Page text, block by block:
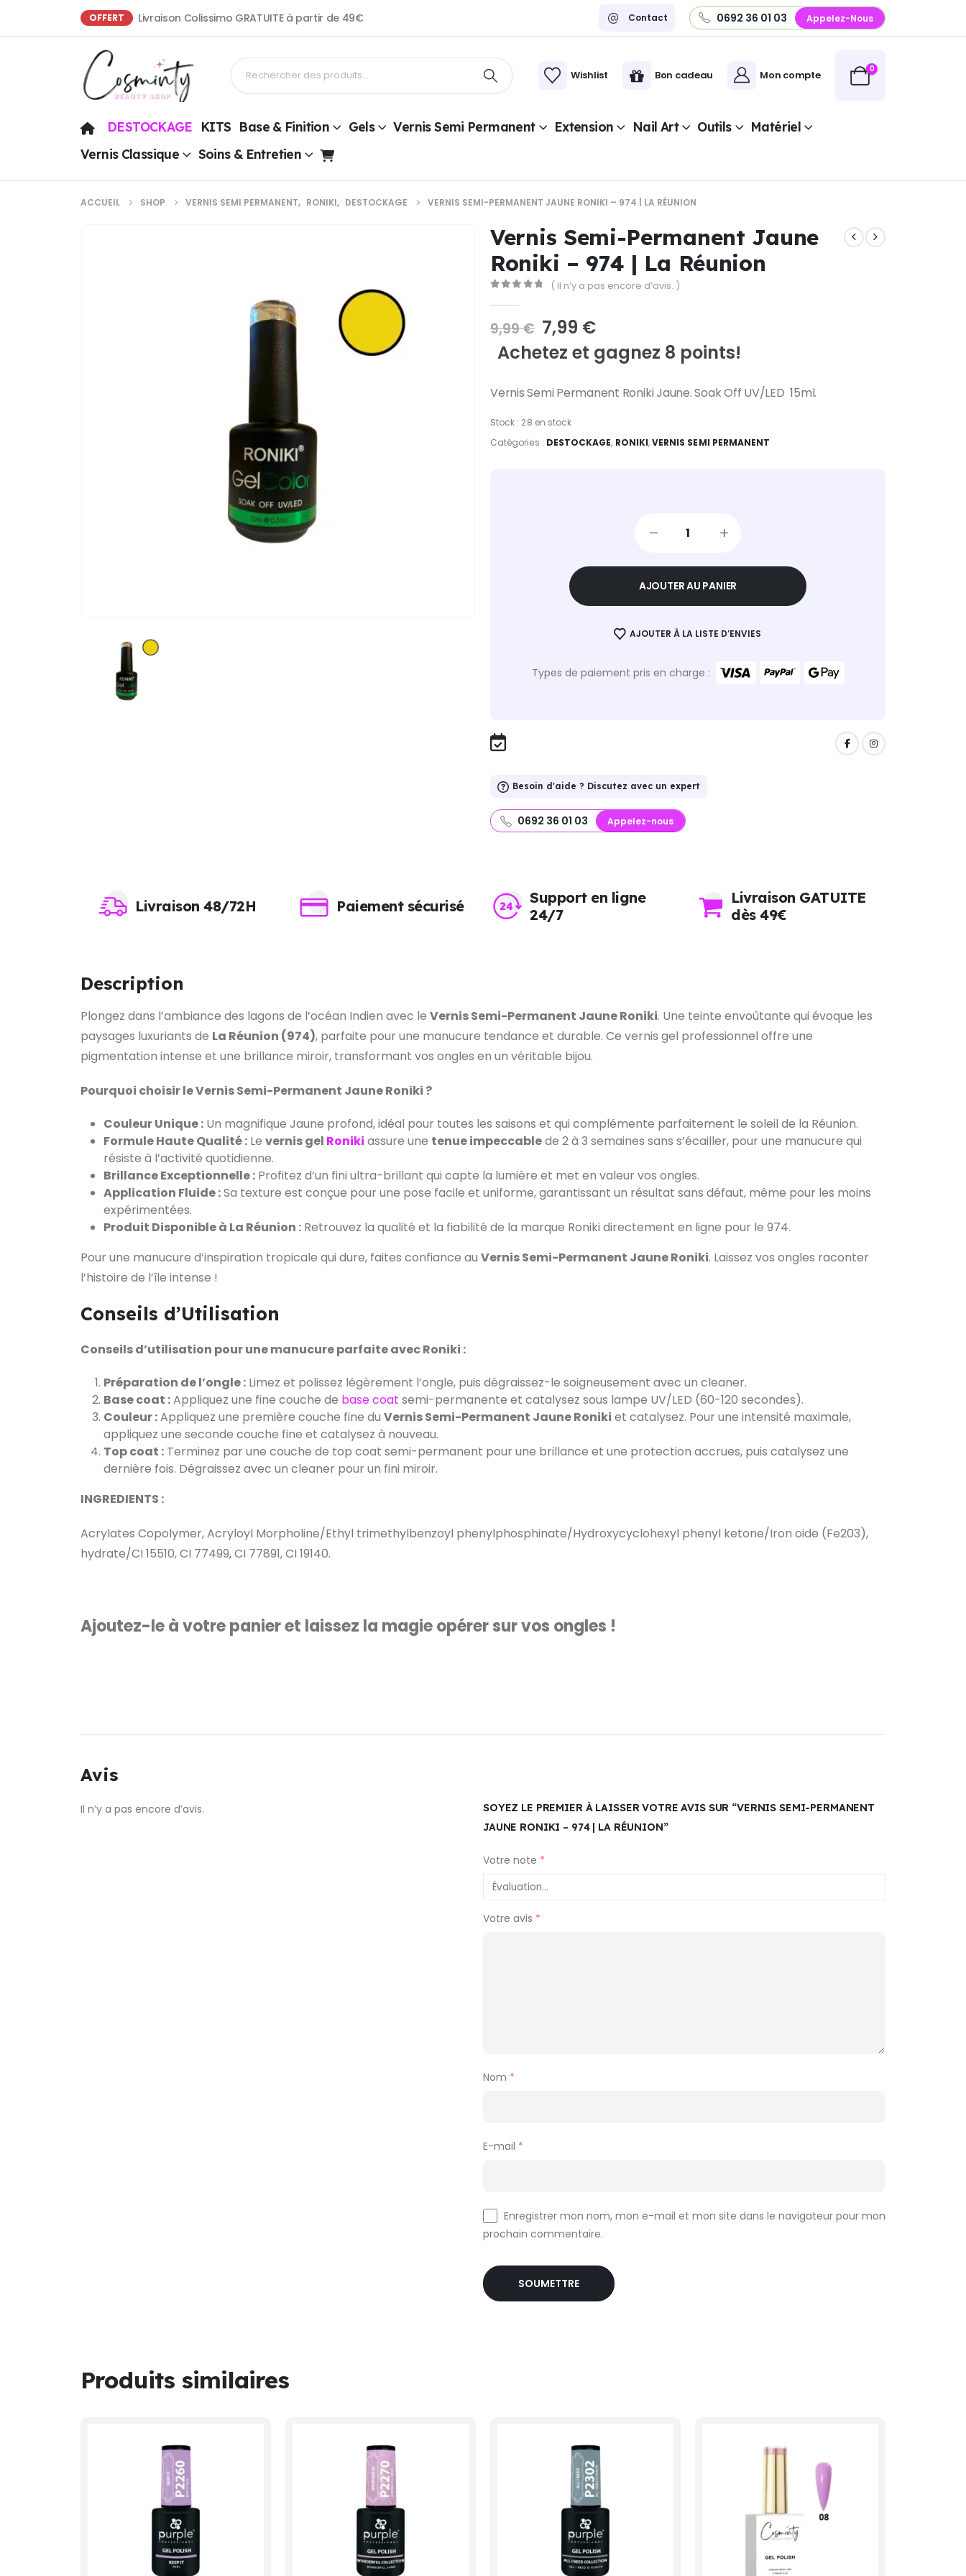
OFFERT Livraison Colissimo GRATUITE à partir de 49€ Contact 0692 36 01 03 Appelez-Nous
Wishlist Bon cadeau Mon compte 0
DESTOCKAGE KITS Base & Finition Gels Vernis Semi Permanent Extension Nail Art Outils
Matériel
Vernis Classique
Soins & Entretien
ACCUEIL SHOP VERNIS SEMI PERMANENT, RONIKI, DESTOCKAGE VERNIS SEMI-PERMANENT JAUNE RONIKI – 974 | LA RÉUNION
Vernis Semi-Permanent Jaune
Roniki – 974 | La Réunion
( Il n’y a pas encore d’avis. )
9,99€ Le
prix
initial
9,99 €.
7,99 €Le
prix
actuel
7,99 €.
Achetez et gagnez 8 points!
Vernis Semi Permanent Roniki Jaune. Soak Off UV/LED 15ml.
Stock : 28 en stock
Catégories : DESTOCKAGE, RONIKI,VERNIS SEMI PERMANENT
AJOUTER AU PANIER
AJOUTER À LA LISTE D’ENVIES
Types de paiement pris en charge :
Besoin d'aide ? Discutez avec un expert
0692 36 01 03 Appelez-nous
Livraison 48/72H Paiement sécurisé
Support en ligne
24/7
Livraison GATUITE
dès 49€
Description
Plongez dans l’ambiance des lagons de l’océan Indien avec le Vernis Semi-Permanent Jaune Roniki. Une teinte envoûtante qui évoque les
paysages luxuriants de La Réunion (974), parfaite pour une manucure tendance et durable. Ce vernis gel professionnel offre une
pigmentation intense et une brillance miroir, transformant vos ongles en un véritable bijou.
Pourquoi choisir le Vernis Semi-Permanent Jaune Roniki ?
Couleur Unique : Un magnifique Jaune profond, idéal pour toutes les saisons et qui complémente parfaitement le soleil de la Réunion.
Formule Haute Qualité : Le vernis gel Roniki assure une tenue impeccablede 2 à 3 semaines sans s’écailler, pour une manucure qui
résiste à l’activité quotidienne.
Brillance Exceptionnelle : Profitez d’un fini ultra-brillant qui capte la lumière et met en valeur vos ongles.
Application Fluide :Sa texture est conçue pour une pose facile et uniforme, garantissant un résultat sans défaut, même pour les moins
expérimentées.
Produit Disponible à La Réunion : Retrouvez la qualité et la fiabilité de la marque Roniki directement en ligne pour le 974.
Pour une manucure d’inspiration tropicale qui dure, faites confiance au Vernis Semi-Permanent Jaune Roniki. Laissez vos ongles raconter
l’histoire de l’île intense !
Conseils d’Utilisation
Conseils d’utilisation pour une manucure parfaite avec Roniki :
Préparation de l’ongle : Limez et polissez légèrement l’ongle, puis dégraissez-le soigneusement avec un cleaner.
Base coat :Appliquez une fine couche de base coat semi-permanente et catalysez sous lampe UV/LED (60-120 secondes).
Couleur :Appliquez une première couche fine du Vernis Semi-Permanent Jaune Roniki et catalysez. Pour une intensité maximale,
appliquez une seconde couche fine et catalysez à nouveau.
Top coat : Terminez par une couche de top coat semi-permanent pour une brillance et une protection accrues, puis catalysez une
dernière fois. Dégraissez avec un cleaner pour un fini miroir.
INGREDIENTS :
Acrylates Copolymer, Acryloyl Morpholine/Ethyl trimethylbenzoyl phenylphosphinate/Hydroxycyclohexyl phenyl ketone/Iron oide (Fe203),
hydrate/CI 15510, CI 77499, CI 77891, CI 19140.
Ajoutez-le à votre panier et laissez la magie opérer sur vos ongles !
Avis
Il n’y a pas encore d’avis.
SOYEZ LE PREMIER À LAISSER VOTRE AVIS SUR “VERNIS SEMI-PERMANENT
JAUNE RONIKI – 974 | LA RÉUNION”
Votre note *
Votre avis *
Nom *
E-mail *
Enregistrer mon nom, mon e-mail et mon site dans le navigateur pour mon
prochain commentaire.
Produits similaires